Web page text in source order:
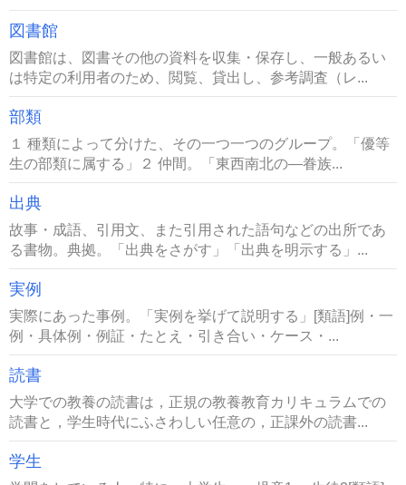
図書館
図書館は、図書その他の資料を収集・保存し、一般あるい
は特定の利用者のため、閲覧、貸出し、参考調査（レ...
部類
１ 種類によって分けた、その一つ一つのグループ。「優等
生の部類に属する」２ 仲間。「東西南北の―眷族...
出典
故事・成語、引用文、また引用された語句などの出所であ
る書物。典拠。「出典をさがす」「出典を明示する」...
実例
実際にあった事例。「実例を挙げて説明する」[類語]例・一
例・具体例・例証・たとえ・引き合い・ケース・...
読書
大学での教養の読書は，正規の教養教育カリキュラムでの
読書と，学生時代にふさわしい任意の，正課外の読書...
学生